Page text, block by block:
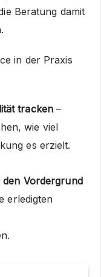
Beratung damit
in der Praxis
tracken–
wie viel
es erzielt.
den Vordergrund
erledigten